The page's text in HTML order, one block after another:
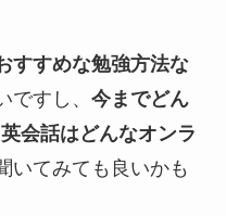
すすめな勉強方法な
ですし、 今までどん
会話はどんなオンラ
いてみても良いかも